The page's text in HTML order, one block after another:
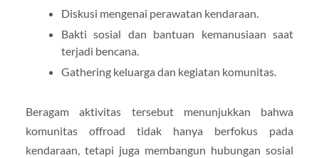
Diskusi mengenai perawatan kendaraan.
Bakti sosial dan bantuan kemanusiaan saat
terjadi bencana.
Gathering keluarga dan kegiatan komunitas.
Beragam aktivitas tersebut menunjukkan bahwa
komunitas offroad tidak hanya berfokus pada
kendaraan, tetapi juga membangun hubungan sosial